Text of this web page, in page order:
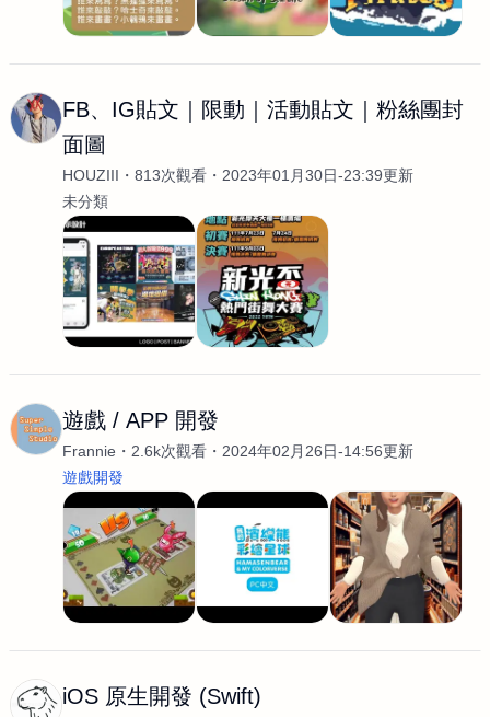
FB、IG貼文｜限動｜活動貼文｜粉絲團封
面圖
HOUZIII 813次觀看
2023年01月30日-23:39更新
未分類
遊戲 / APP 開發
Frannie 2.6k次觀看
2024年02月26日-14:56更新
遊戲開發
iOS 原生開發 (Swift)